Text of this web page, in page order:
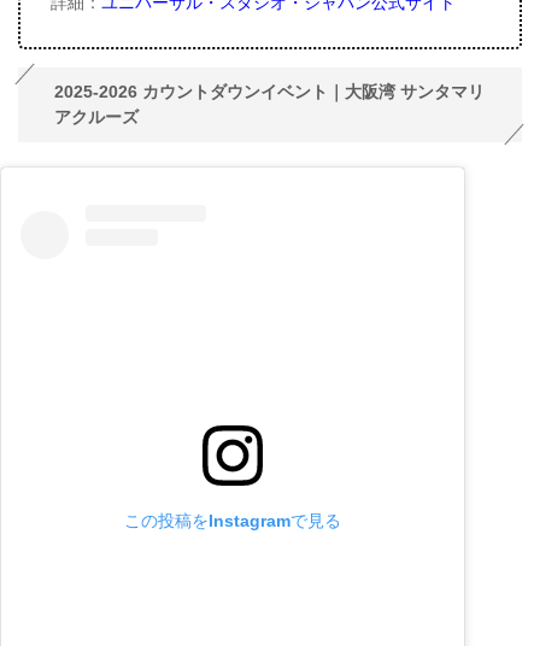
2025-2026 カウントダウンイベント｜大阪湾 サンタマリ
アクルーズ
この投稿をInstagramで見る